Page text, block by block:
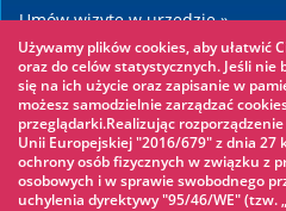
Umów wizytę w urzędzie »
Drogi »
Warto zobaczyć
Park linowy »
Park Wodny »
Używamy plików cookies, aby ułatwić
oraz do celów statystycznych. Jeśli
się na ich użycie oraz zapisanie w
możesz samodzielnie zarządzać
przeglądarki.Realizując
Unii Europejskiej "2016/679" z dnia 27
ochrony osób fizycznych w związku z
osobowych i w sprawie swobodnego
uchylenia dyrektywy "95/46/WE" (tzw.